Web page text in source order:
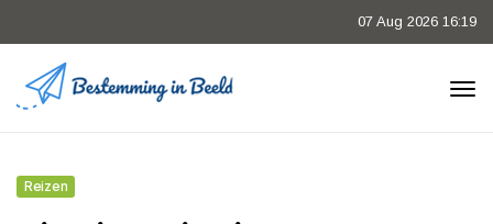
07 Aug 2026 16:19
Reizen